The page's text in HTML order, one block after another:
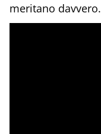
meritano davvero.